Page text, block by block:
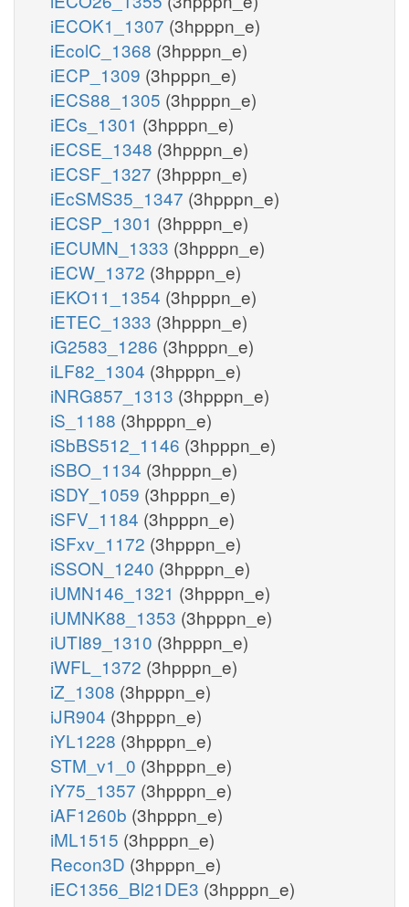
iECOK1_1307 (3hpppn_e)
iEcolC_1368 (3hpppn_e)
iECP_1309 (3hpppn_e)
iECS88_1305 (3hpppn_e)
iECs_1301 (3hpppn_e)
iECSE_1348 (3hpppn_e)
iECSF_1327 (3hpppn_e)
iEcSMS35_1347 (3hpppn_e)
iECSP_1301 (3hpppn_e)
iECUMN_1333 (3hpppn_e)
iECW_1372 (3hpppn_e)
iEKO11_1354 (3hpppn_e)
iETEC_1333 (3hpppn_e)
iG2583_1286 (3hpppn_e)
iLF82_1304 (3hpppn_e)
iNRG857_1313 (3hpppn_e)
iS_1188 (3hpppn_e)
iSbBS512_1146 (3hpppn_e)
iSBO_1134 (3hpppn_e)
iSDY_1059 (3hpppn_e)
iSFV_1184 (3hpppn_e)
iSFxv_1172 (3hpppn_e)
iSSON_1240 (3hpppn_e)
iUMN146_1321 (3hpppn_e)
iUMNK88_1353 (3hpppn_e)
iUTI89_1310 (3hpppn_e)
iWFL_1372 (3hpppn_e)
iZ_1308 (3hpppn_e)
iJR904 (3hpppn_e)
iYL1228 (3hpppn_e)
STM_v1_0 (3hpppn_e)
iY75_1357 (3hpppn_e)
iAF1260b (3hpppn_e)
iML1515 (3hpppn_e)
Recon3D (3hpppn_e)
iEC1356_Bl21DE3 (3hpppn_e)